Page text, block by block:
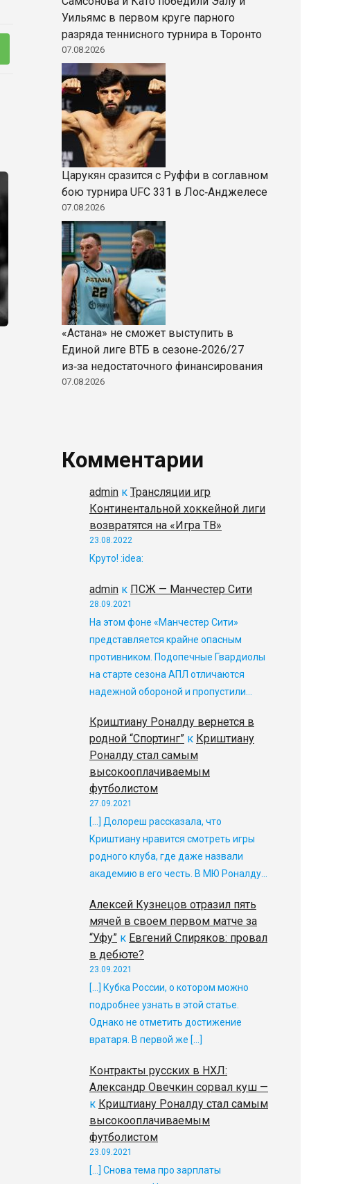
Уильямс в первом круге парного
разряда теннисного турнира в Торонто
07.08.2026
Царукян сразится с Руффи в соглавном
бою турнира UFC 331 в Лос‑Анджелесе
07.08.2026
«Астана» не сможет выступить в
Единой лиге ВТБ в сезоне‑2026/27
из‑за недостаточного финансирования
07.08.2026
Комментарии
admin к Трансляции игр
Континентальной хоккейной лиги
возвратятся на «Игра ТВ»
23.08.2022
Круто! :idea:
admin к ПСЖ — Манчестер Сити
28.09.2021
На этом фоне «Манчестер Сити»
представляется крайне опасным
противником. Подопечные Гвардиолы
на старте сезона АПЛ отличаются
надежной обороной и пропустили…
Криштиану Роналду вернется в
родной “Спортинг” к Криштиану
Роналду стал самым
высокооплачиваемым
футболистом
27.09.2021
[…] Долореш рассказала, что
Криштиану нравится смотреть игры
родного клуба, где даже назвали
академию в его честь. В МЮ Роналду…
Алексей Кузнецов отразил пять
мячей в своем первом матче за
“Уфу” к Евгений Спиряков: провал
в дебюте?
23.09.2021
[…] Кубка России, о котором можно
подробнее узнать в этой статье.
Однако не отметить достижение
вратаря. В первой же […]
Контракты русских в НХЛ:
Александр Овечкин сорвал куш —
к Криштиану Роналду стал самым
высокооплачиваемым
футболистом
23.09.2021
[…] Снова тема про зарплаты